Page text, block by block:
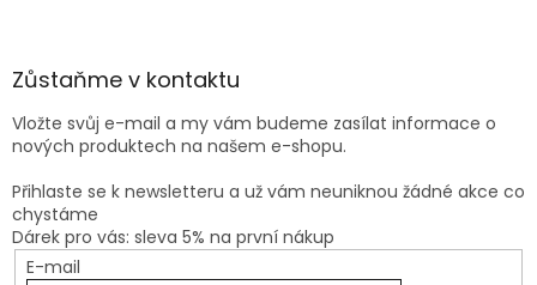
Zůstaňme v kontaktu
Vložte svůj e-mail a my vám budeme zasílat informace o
nových produktech na našem e-shopu.
Přihlaste se k newsletteru a už vám neuniknou žádné akce co
chystáme
Dárek pro vás: sleva 5% na první nákup
E-mail